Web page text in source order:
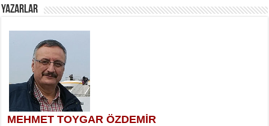
YAZARLAR
MEHMET TOYGAR ÖZDEMİR